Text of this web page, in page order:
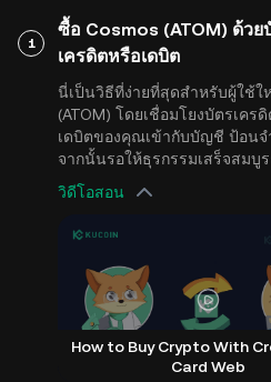
1
ซื้อ Cosmos (ATOM) ด้วย
เครดิตหรือเดบิต
นี่เป็นวิธีที่ง่ายที่สุดสำหรับผู้ใช้ใ
(ATOM) โดยเชื่อมโยงบัตรเคร
เดบิตของคุณเข้ากับบัญชี ป้อน
จากนั้นรอให้ธุรกรรมเสร็จสมบู
วิดีโอสอน
How to Buy Crypto With
Card Web